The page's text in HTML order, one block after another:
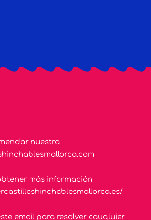
nuestra
más información
email para resolver cauqluier